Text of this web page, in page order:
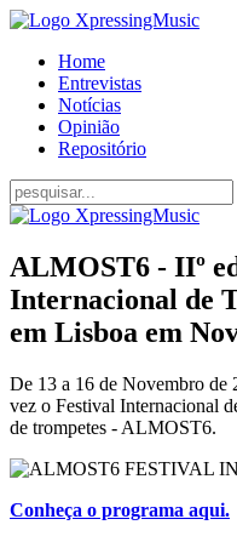
Home
Entrevistas
Notícias
Opinião
Repositório
ALMOST6 - IIº
Internacional de
em Lisboa em
De 13 a 16 de Novembro de
vez o Festival Internacional
de trompetes - ALMOST6.
Conheça o programa aqui.